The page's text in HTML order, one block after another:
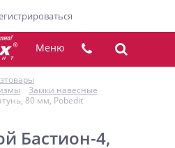
Меню
Замки навесные
80 мм, Pobedit
Бастион-4,